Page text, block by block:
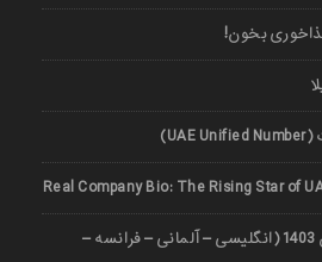
بخون!
Real Company Bio: The Rising Star of
هزینه کلاس خصوصی زبان 1403 (انگلیسی – آلمانی – فرانسه –